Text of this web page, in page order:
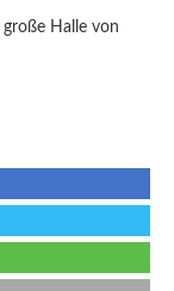
Halle von